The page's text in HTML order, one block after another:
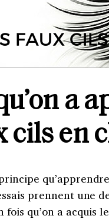
a
cils en
prennent une
qu’on a acquis